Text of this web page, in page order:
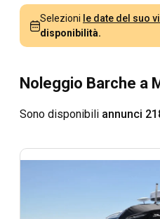
Selezioni le date del suo
disponibilità.
Noleggio Barche a
Sono disponibili annunci